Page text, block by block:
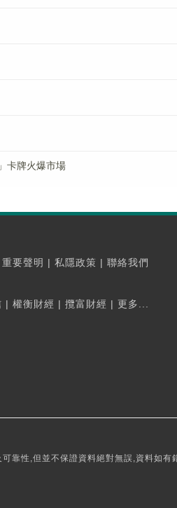
卡牌火爆市場
重要聲明 | 私隱政策 | 聯絡我們
| 權衡財經 | 攬富財經 | 更多...
靠性,但並不保證資料絕對無誤,資料如有